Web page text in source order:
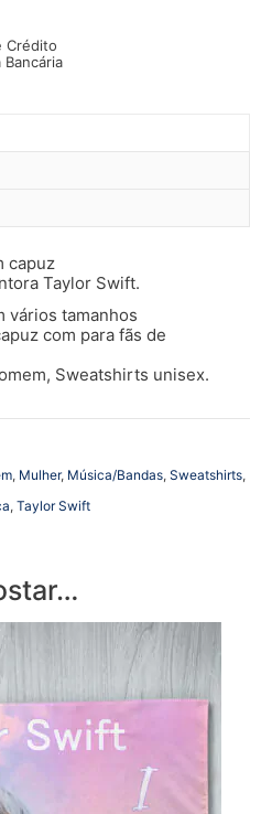
Crédito
capuz
Taylor Swift.
vários tamanhos
com para fãs de
Sweatshirts unisex.
, Mulher, Música/Bandas, Sweatshirts,
, Taylor Swift